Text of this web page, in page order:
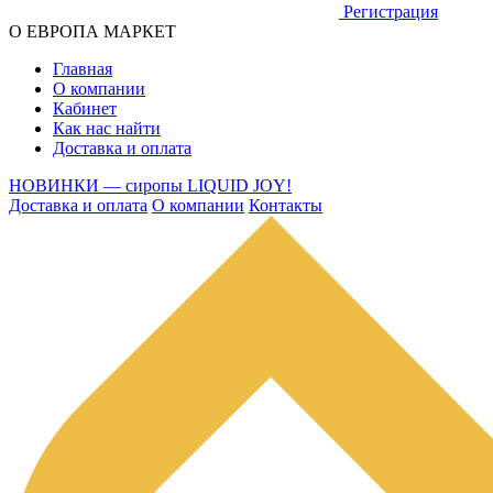
Регистрация
О ЕВРОПА МАРКЕТ
Главная
О компании
Кабинет
Как нас найти
Доставка и оплата
НОВИНКИ — сиропы LIQUID JOY!
Доставка и оплата О компании Контакты